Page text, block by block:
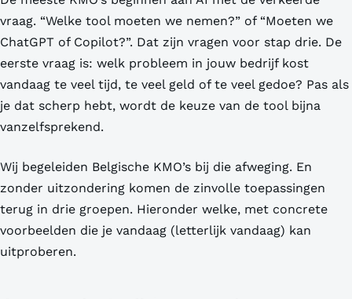
vraag. “Welke tool moeten we nemen?” of “Moeten we
ChatGPT of Copilot?”. Dat zijn vragen voor stap drie. De
eerste vraag is: welk probleem in jouw bedrijf kost
vandaag te veel tijd, te veel geld of te veel gedoe? Pas als
je dat scherp hebt, wordt de keuze van de tool bijna
vanzelfsprekend.
Wij begeleiden Belgische KMO’s bij die afweging. En
zonder uitzondering komen de zinvolle toepassingen
terug in drie groepen. Hieronder welke, met concrete
voorbeelden die je vandaag (letterlijk vandaag) kan
uitproberen.